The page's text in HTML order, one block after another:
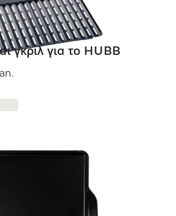
γκριλ για το HUBB